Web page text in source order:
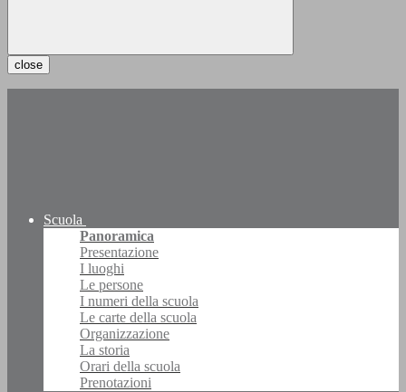
close
Scuola
Panoramica
Presentazione
I luoghi
Le persone
I numeri della scuola
Le carte della scuola
Organizzazione
La storia
Orari della scuola
Prenotazioni